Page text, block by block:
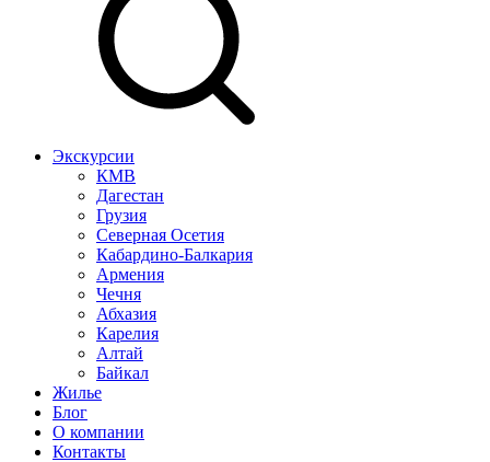
Экскурсии
КМВ
Дагестан
Грузия
Северная Осетия
Кабардино-Балкария
Армения
Чечня
Абхазия
Карелия
Алтай
Байкал
Жилье
Блог
О компании
Контакты